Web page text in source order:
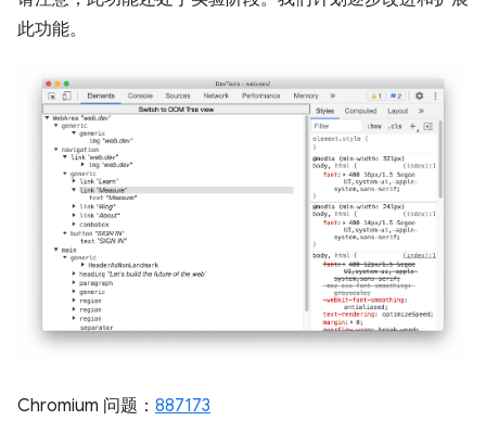
此功能。
Chromium 问题： 887173